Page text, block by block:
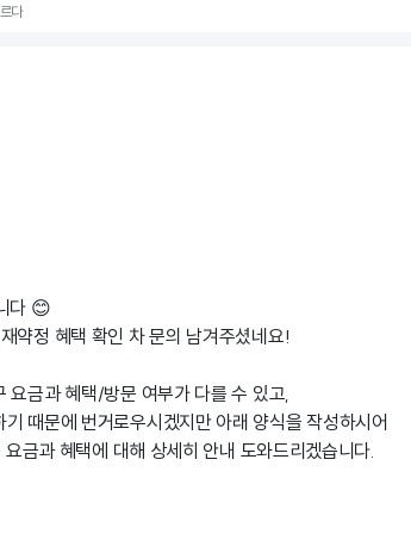
다
다 😊
약정 혜택 확인 차 문의 남겨주셨네요!
요금과 혜택/방문 여부가 다를 수 있고,
때문에 번거로우시겠지만 아래 양식을 작성하시어
금과 혜택에 대해 상세히 안내 도와드리겠습니다.